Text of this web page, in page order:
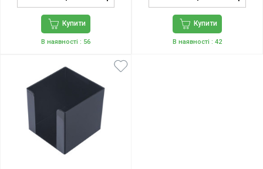
Купити
В наявності : 56
Купити
В наявності : 42